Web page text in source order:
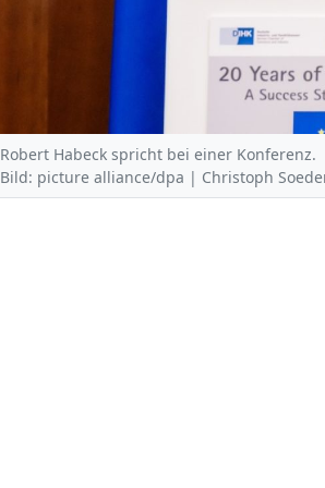
Robert Habeck spricht bei einer Konferenz.
Bild: picture alliance/dpa | Christoph